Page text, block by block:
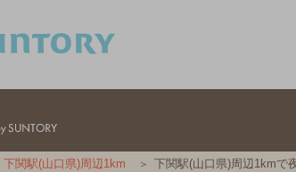
下関駅(山口県)周辺1km 下関駅(山口県)周辺1kmで